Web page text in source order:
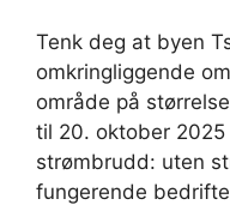
Tenk deg at byen
omkringliggende
område på
til 20. oktober
strømbrudd: uten
fungerende